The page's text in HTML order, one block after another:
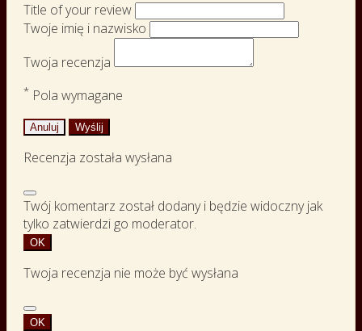
Title of your review
Twoje imię i nazwisko
Twoja recenzja
* Pola wymagane
Anuluj Wyślij
Recenzja została wysłana
Twój komentarz został dodany i będzie widoczny jak
tylko zatwierdzi go moderator.
OK
Twoja recenzja nie może być wysłana
OK